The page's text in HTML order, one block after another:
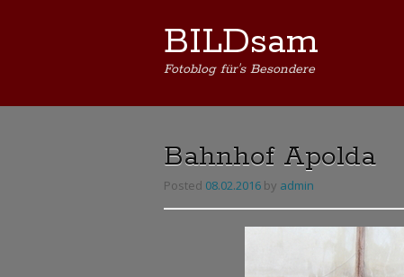
BILDsam
Fotoblog für's Besondere
Bahnhof Apolda
Posted 08.02.2016 by admin